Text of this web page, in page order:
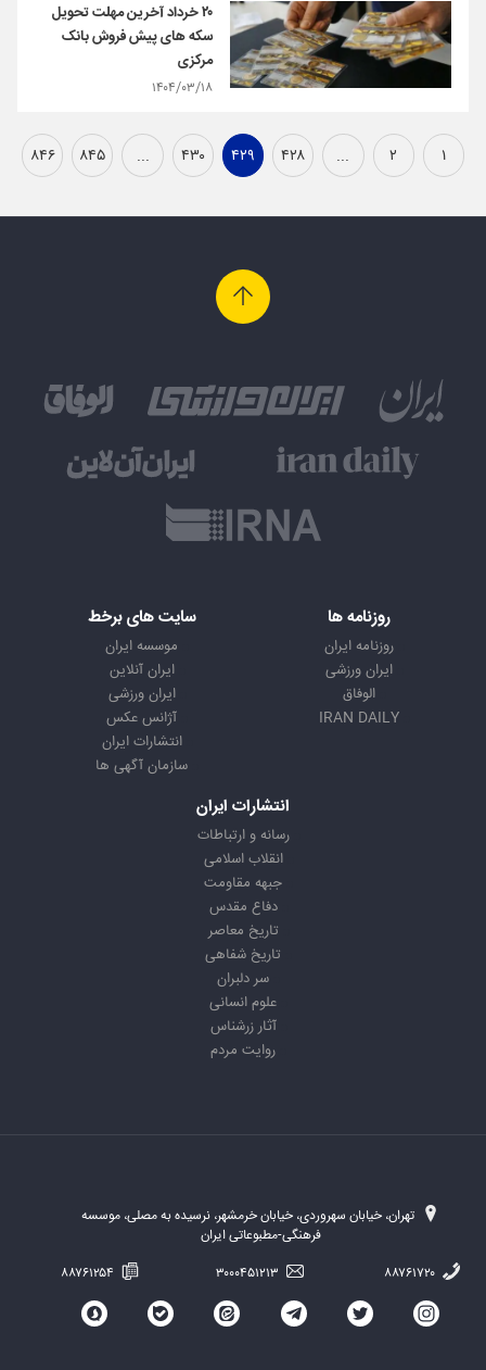
۲۰ خرداد آخرین مهلت تحویل
سکه های پیش فروش بانک
مرکزی
۱۴۰۴/۰۳/۱۸
۱ ۲ ... ۴۲۸ ۴۲۹ ۴۳۰ ... ۸۴۵ ۸۴۶
روزنامه ها
روزنامه ایران
ایران ورزشی
الوفاق
IRAN DAILY
سایت های برخط
موسسه ایران
ایران آنلاین
ایران ورزشی
آژانس عکس
انتشارات ایران
سازمان آگهی ها
انتشارات ایران
رسانه و ارتباطات
انقلاب اسلامی
جبهه مقاومت
دفاع مقدس
تاریخ معاصر
تاریخ شفاهی
سر دلبران
علوم انسانی
آثار زرشناس
روایت مردم
تهران، خیابان سهروردی، خیابان خرمشهر، نرسیده به مصلی، موسسه
فرهنگی-مطبوعاتی ایران